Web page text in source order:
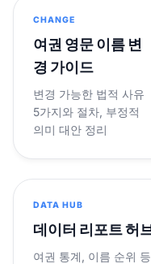
CHANGE
여권 영문 이름 변
경 가이드
변경 가능한 법적 사유
5가지와 절차, 부정적
의미 대안 정리
DATA HUB
데이터 리포트 허
여권 통계, 이름 순위